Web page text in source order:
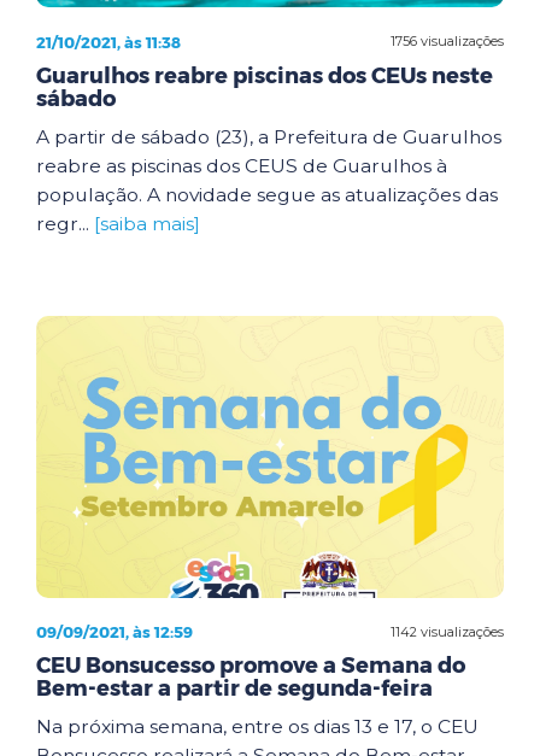
1756 visualizações
21/10/2021, às 11:38
Guarulhos reabre piscinas dos CEUs neste
sábado
A partir de sábado (23), a Prefeitura de Guarulhos
reabre as piscinas dos CEUS de Guarulhos à
população. A novidade segue as atualizações das
regr... [saiba mais]
1142 visualizações
09/09/2021, às 12:59
CEU Bonsucesso promove a Semana do
Bem-estar a partir de segunda-feira
Na próxima semana, entre os dias 13 e 17, o CEU